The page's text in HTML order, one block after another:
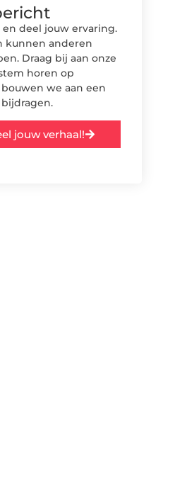
deel jouw ervaring.
kunnen anderen
Draag bij aan onze
horen op
we aan een
jouw verhaal!